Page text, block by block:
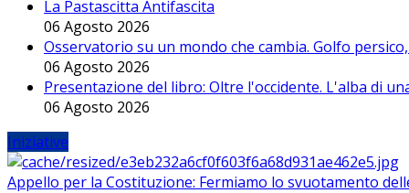
La Pastascitta Antifascita
06 Agosto 2026
Osservatorio su un mondo che cambia. Golfo
06 Agosto 2026
Presentazione del libro: Oltre l'occidente. L'alba di
06 Agosto 2026
Iniziative
Appello per la Costituzione: Fermiamo lo svuotamento